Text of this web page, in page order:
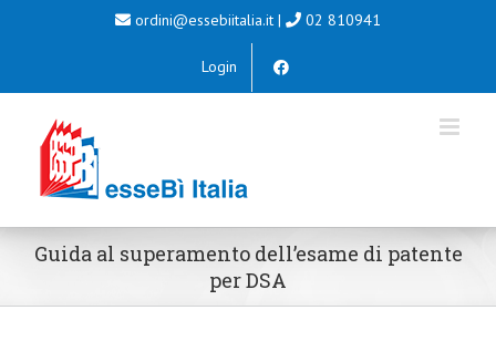
ordini@essebiitalia.it | 02 810941
Login
Guida al superamento dell’esame di patente
per DSA